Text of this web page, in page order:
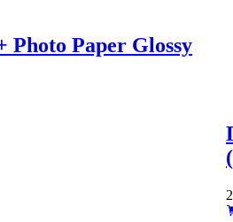
Photo Paper Glossy